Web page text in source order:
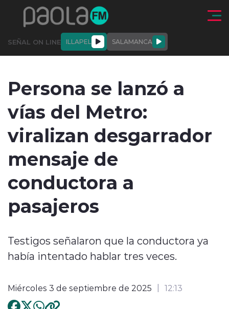
Click acá para ir directamente al contenido
SEÑAL ON LINE ILLAPEL SALAMANCA
modo claro
Persona se lanzó a
vías del Metro:
viralizan desgarrador
mensaje de
conductora a
pasajeros
Testigos señalaron que la conductora ya
había intentado hablar tres veces.
Miércoles 3 de septiembre de 2025 12:13